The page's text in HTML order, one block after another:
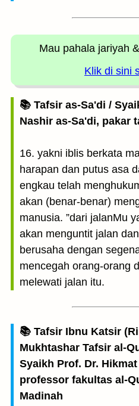
Mau pahala jariyah
Klik di sini
📚 Tafsir as-Sa'di /
Nashir as-Sa'di, pakar
16. yakni iblis berkata
harapan dan putus asa
engkau telah
akan (benar-benar)
manusia. ”dari jalanMu
akan menguntit jalan
berusaha dengan
mencegah orang-orang
melewati jalan itu.
📚 Tafsir Ibnu Katsir
Mukhtashar Tafsir al-
Syaikh Prof. Dr.
professor fakultas al-
Madinah